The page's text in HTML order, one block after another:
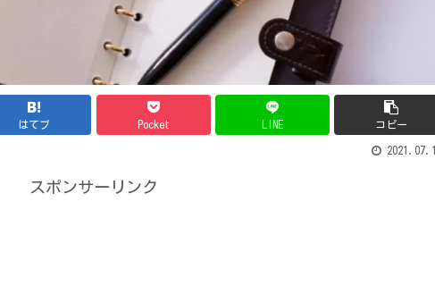
はてブ Pocket LINE コピー
スポンサーリンク